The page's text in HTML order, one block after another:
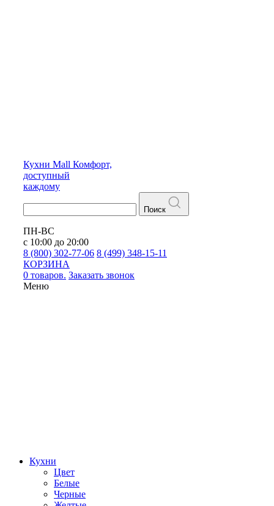
Кухни Mall Комфорт,
доступный
каждому
Поиск
ПН-ВС
с 10:00 до 20:00
8 (800) 302-77-06 8 (499) 348-15-11
КОРЗИНА
0 товаров. Заказать звонок
Меню
Кухни
Цвет
Белые
Черные